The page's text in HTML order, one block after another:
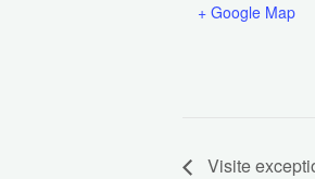
+ Google Map
Visite